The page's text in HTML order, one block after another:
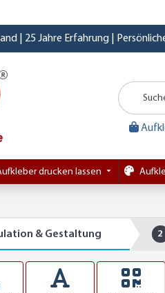
| 25 Jahre Erfahrung |
drucken lassen
& Gestaltung 2